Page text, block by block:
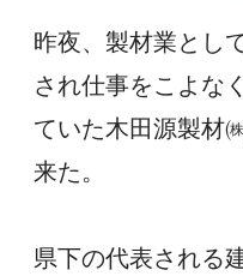
昨夜、製材業とし
され仕事をこよな
ていた木田源製材
来た。
県下の代表される